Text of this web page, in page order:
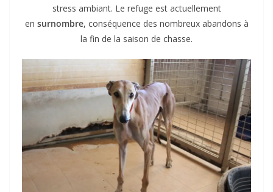
stress ambiant. Le refuge est actuellement
en surnombre, conséquence des nombreux abandons à
la fin de la saison de chasse.